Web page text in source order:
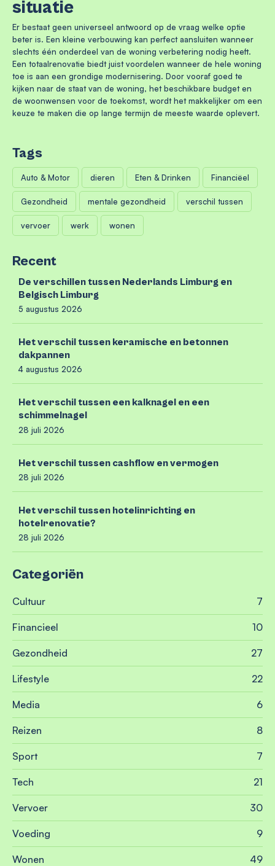
situatie
Er bestaat geen universeel antwoord op de vraag welke optie
beter is. Een kleine verbouwing kan perfect aansluiten wanneer
slechts één onderdeel van de woning verbetering nodig heeft.
Een totaalrenovatie biedt juist voordelen wanneer de hele woning
toe is aan een grondige modernisering. Door vooraf goed te
kijken naar de staat van de woning, het beschikbare budget en
de woonwensen voor de toekomst, wordt het makkelijker om een
keuze te maken die op lange termijn de meeste waarde oplevert.
Tags
Auto & Motor dieren Eten & Drinken Financiëel
Gezondheid mentale gezondheid verschil tussen
vervoer werk wonen
Recent
De verschillen tussen Nederlands Limburg en
Belgisch Limburg
5 augustus 2026
Het verschil tussen keramische en betonnen
dakpannen
4 augustus 2026
Het verschil tussen een kalknagel en een
schimmelnagel
28 juli 2026
Het verschil tussen cashflow en vermogen
28 juli 2026
Het verschil tussen hotelinrichting en
hotelrenovatie?
28 juli 2026
Categoriën
Cultuur 7
Financieel 10
Gezondheid 27
Lifestyle 22
Media 6
Reizen 8
Sport 7
Tech 21
Vervoer 30
Voeding 9
Wonen 49